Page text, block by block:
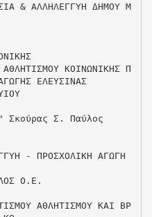
& ΑΛΛΗΛΕΓΓΥΗ ΔΗΜΟΥ Μ
ΚΟΙΝΩΝΙΚΗΣ Π
ΕΛΕΥΣΙΝΑΣ
Σκούρας Σ. Παύλος
- ΠΡΟΣΧΟΛΙΚΗ ΑΓΩΓΗ
Ο.Ε.
ΑΘΛΗΤΙΣΜΟΥ ΚΑΙ ΒΡ